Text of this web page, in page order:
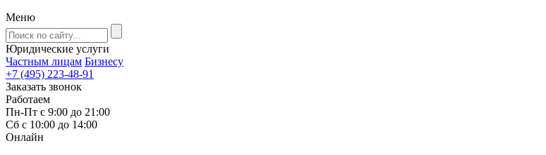
Меню
Юридические услуги
Частным лицам Бизнесу
+7 (495) 223-48-91
Заказать звонок
Работаем
Пн-Пт с 9:00 до 21:00
Сб с 10:00 до 14:00
Онлайн